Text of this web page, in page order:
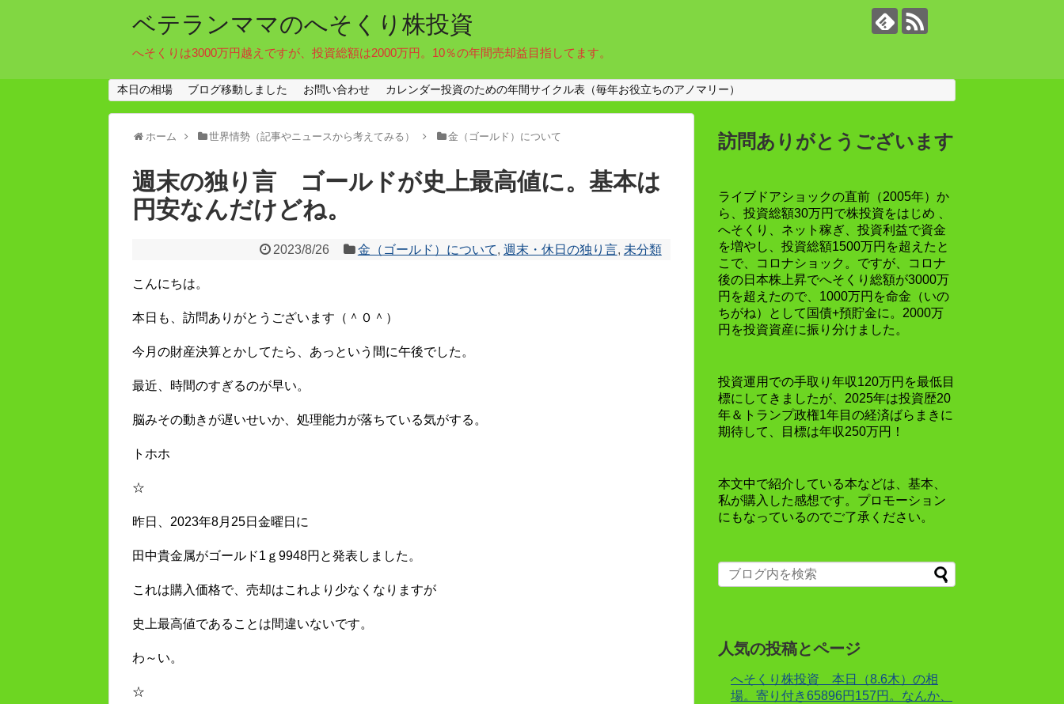
ベテランママのへそくり株投資
へそくりは3000万円越えですが、投資総額は2000万円。10％の年間売却益目指してます。
本日の相場 ブログ移動しました お問い合わせ カレンダー投資のための年間サイクル表（毎年お役立ちのアノマリー）
ホーム 世界情勢（記事やニュースから考えてみる） 金（ゴールド）について
週末の独り言 ゴールドが史上最高値に。基本は
円安なんだけどね。
2023/8/26 金（ゴールド）について, 週末・休日の独り言, 未分類
こんにちは。
本日も、訪問ありがとうございます（＾０＾）
今月の財産決算とかしてたら、あっという間に午後でした。
最近、時間のすぎるのが早い。
脳みその動きが遅いせいか、処理能力が落ちている気がする。
トホホ
☆
昨日、2023年8月25日金曜日に
田中貴金属がゴールド1ｇ9948円と発表しました。
これは購入価格で、売却はこれより少なくなりますが
史上最高値であることは間違いないです。
わ～い。
☆
訪問ありがとうございます
ライブドアショックの直前（2005年）か
ら、投資総額30万円で株投資をはじめ 、
へそくり、ネット稼ぎ、投資利益で資金
を増やし、投資総額1500万円を超えたと
こで、コロナショック。ですが、コロナ
後の日本株上昇でへそくり総額が3000万
円を超えたので、1000万円を命金（いの
ちがね）として国債+預貯金に。2000万
円を投資資産に振り分けました。
投資運用での手取り年収120万円を最低目
標にしてきましたが、2025年は投資歴20
年＆トランプ政権1年目の経済ばらまきに
期待して、目標は年収250万円！
本文中で紹介している本などは、基本、
私が購入した感想です。プロモーション
にもなっているのでご了承ください。
人気の投稿とページ
へそくり株投資 本日（8.6木）の相
場。寄り付き65896円157円。なんか、